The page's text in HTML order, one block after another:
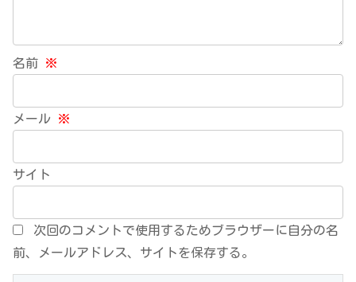
名前 ※
メール ※
サイト
次回のコメントで使用するためブラウザーに自分の名
前、メールアドレス、サイトを保存する。